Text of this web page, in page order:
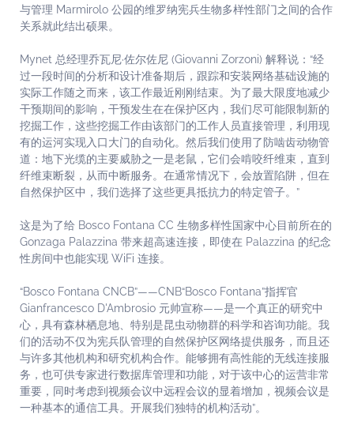
与管理 Marmirolo 公园的维罗纳宪兵生物多样性部门之间的合作
关系就此结出硕果。
Mynet 总经理乔瓦尼·佐尔佐尼 (Giovanni Zorzoni) 解释说：“经
过一段时间的分析和设计准备期后，跟踪和安装网络基础设施的
实际工作随之而来，该工作最近刚刚结束。为了最大限度地减少
干预期间的影响，干预发生在在保护区内，我们尽可能限制新的
挖掘工作，这些挖掘工作由该部门的工作人员直接管理，利用现
有的运河实现入口大门的自动化。然后我们使用了防啮齿动物管
道：地下光缆的主要威胁之一是老鼠，它们会啃咬纤维束，直到
纤维束断裂，从而中断服务。在通常情况下，会放置陷阱，但在
自然保护区中，我们选择了这些更具抵抗力的特定管子。”
这是为了给 Bosco Fontana CC 生物多样性国家中心目前所在的
Gonzaga Palazzina 带来超高速连接，即使在 Palazzina 的纪念
性房间中也能实现 WiFi 连接。
“Bosco Fontana CNCB”——CNB“Bosco Fontana”指挥官
Gianfrancesco D'Ambrosio 元帅宣称——是一个真正的研究中
心，具有森林栖息地、特别是昆虫动物群的科学和咨询功能。我
们的活动不仅为宪兵队管理的自然保护区网络提供服务，而且还
与许多其他机构和研究机构合作。能够拥有高性能的无线连接服
务，也可供专家进行数据库管理和功能，对于该中心的运营非常
重要，同时考虑到视频会议中远程会议的显着增加，视频会议是
一种基本的通信工具。开展我们独特的机构活动”。